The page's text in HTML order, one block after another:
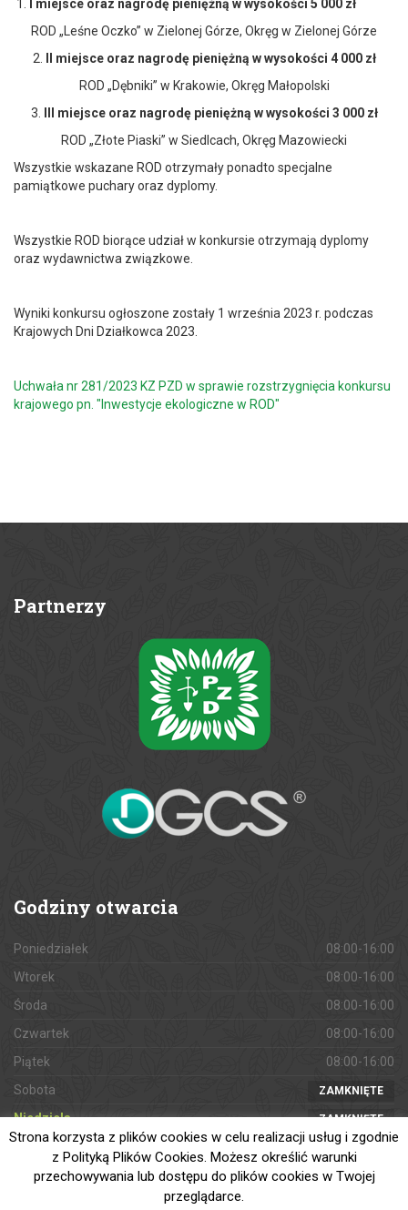
1.
I miejsce oraz nagrodę pieniężną w wysokości 5 000 zł
ROD „Leśne Oczko” w Zielonej Górze, Okręg w Zielonej Górze
2. II miejsce oraz nagrodę pieniężną w wysokości 4 000 zł
ROD „Dębniki” w Krakowie, Okręg Małopolski
3. III miejsce oraz nagrodę pieniężną w wysokości 3 000 zł
ROD „Złote Piaski” w Siedlcach, Okręg Mazowiecki
Wszystkie wskazane ROD otrzymały ponadto specjalne
pamiątkowe puchary oraz dyplomy.
Wszystkie ROD biorące udział w konkursie otrzymają dyplomy
oraz wydawnictwa związkowe.
Wyniki konkursu ogłoszone zostały 1 września 2023 r. podczas
Krajowych Dni Działkowca 2023.
Uchwała nr 281/2023 KZ PZD w sprawie rozstrzygnięcia konkursu
krajowego pn. "Inwestycje ekologiczne w ROD"
Partnerzy
Godziny otwarcia
Poniedziałek
08:00-16:00
Wtorek
08:00-16:00
Środa
08:00-16:00
Czwartek
08:00-16:00
Piątek
08:00-16:00
Sobota
ZAMKNIĘTE
Niedziela ZAMKNIĘTE
Strona korzysta z plików cookies w celu realizacji usług i zgodnie
z Polityką Plików Cookies. Możesz określić warunki
przechowywania lub dostępu do plików cookies w Twojej
przeglądarce.